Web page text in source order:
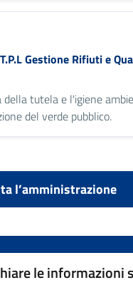
Gestione Rifiuti e
della tutela e l'igiene
del verde pubblico.
l’amministrazione
le informazioni